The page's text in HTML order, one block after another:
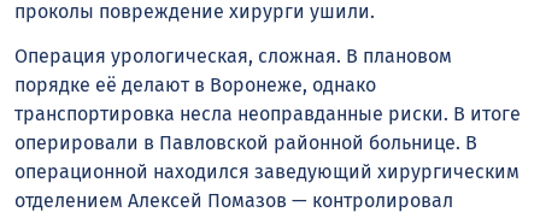
проколы повреждение хирурги ушили.
Операция урологическая, сложная. В плановом
порядке её делают в Воронеже, однако
транспортировка несла неоправданные риски. В итоге
оперировали в Павловской районной больнице. В
операционной находился заведующий хирургическим
отделением Алексей Помазов — контролировал